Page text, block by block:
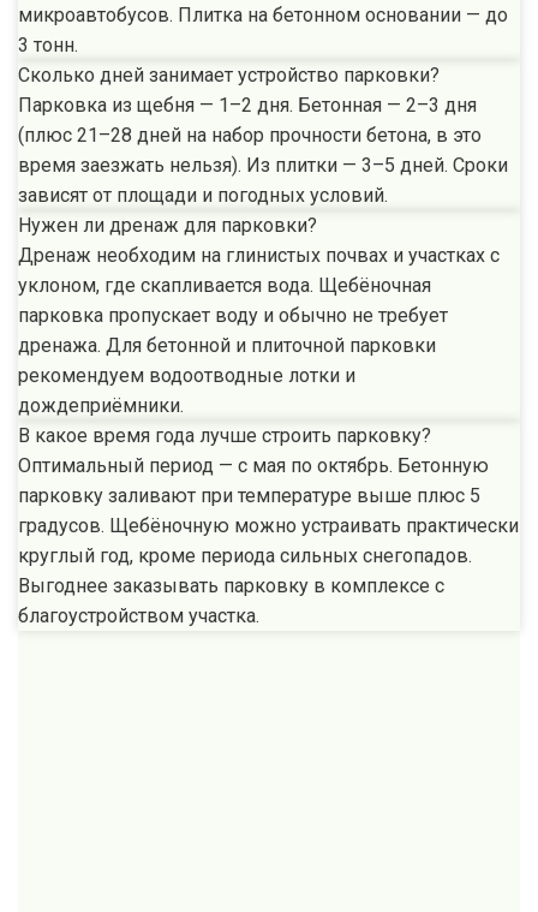
микроавтобусов. Плитка на бетонном основании — до
3 тонн.
Сколько дней занимает устройство парковки?
Парковка из щебня — 1–2 дня. Бетонная — 2–3 дня
(плюс 21–28 дней на набор прочности бетона, в это
время заезжать нельзя). Из плитки — 3–5 дней. Сроки
зависят от площади и погодных условий.
Нужен ли дренаж для парковки?
Дренаж необходим на глинистых почвах и участках с
уклоном, где скапливается вода. Щебёночная
парковка пропускает воду и обычно не требует
дренажа. Для бетонной и плиточной парковки
рекомендуем водоотводные лотки и
дождеприёмники.
В какое время года лучше строить парковку?
Оптимальный период — с мая по октябрь. Бетонную
парковку заливают при температуре выше плюс 5
градусов. Щебёночную можно устраивать практически
круглый год, кроме периода сильных снегопадов.
Выгоднее заказывать парковку в комплексе с
благоустройством участка.